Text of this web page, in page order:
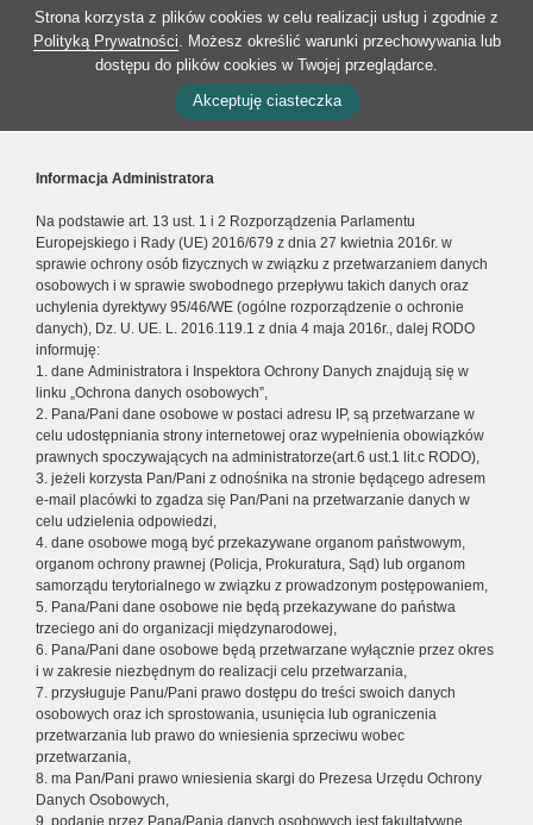
Strona korzysta z plików cookies w celu realizacji usług i zgodnie z
Polityką Prywatności. Możesz określić warunki przechowywania lub
dostępu do plików cookies w Twojej przeglądarce.
Akceptuję ciasteczka
Informacja Administratora
Na podstawie art. 13 ust. 1 i 2 Rozporządzenia Parlamentu
Europejskiego i Rady (UE) 2016/679 z dnia 27 kwietnia 2016r. w
sprawie ochrony osób fizycznych w związku z przetwarzaniem danych
osobowych i w sprawie swobodnego przepływu takich danych oraz
uchylenia dyrektywy 95/46/WE (ogólne rozporządzenie o ochronie
danych), Dz. U. UE. L. 2016.119.1 z dnia 4 maja 2016r., dalej RODO
informuję:
1. dane Administratora i Inspektora Ochrony Danych znajdują się w
linku „Ochrona danych osobowych”,
2. Pana/Pani dane osobowe w postaci adresu IP, są przetwarzane w
celu udostępniania strony internetowej oraz wypełnienia obowiązków
prawnych spoczywających na administratorze(art.6 ust.1 lit.c RODO),
3. jeżeli korzysta Pan/Pani z odnośnika na stronie będącego adresem
e-mail placówki to zgadza się Pan/Pani na przetwarzanie danych w
celu udzielenia odpowiedzi,
4. dane osobowe mogą być przekazywane organom państwowym,
organom ochrony prawnej (Policja, Prokuratura, Sąd) lub organom
samorządu terytorialnego w związku z prowadzonym postępowaniem,
5. Pana/Pani dane osobowe nie będą przekazywane do państwa
trzeciego ani do organizacji międzynarodowej,
6. Pana/Pani dane osobowe będą przetwarzane wyłącznie przez okres
i w zakresie niezbędnym do realizacji celu przetwarzania,
7. przysługuje Panu/Pani prawo dostępu do treści swoich danych
osobowych oraz ich sprostowania, usunięcia lub ograniczenia
przetwarzania lub prawo do wniesienia sprzeciwu wobec
przetwarzania,
8. ma Pan/Pani prawo wniesienia skargi do Prezesa Urzędu Ochrony
Danych Osobowych,
9. podanie przez Pana/Panią danych osobowych jest fakultatywne